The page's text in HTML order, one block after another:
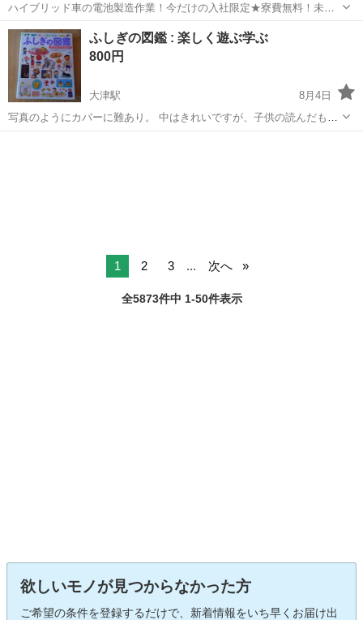
ハイブリッド車の電池製造作業！今だけの入社限定★寮費無料！未経
験活躍中★20～50代の男性活躍中！安定企業で長期で働きたい方オス
スメ！年間休日130日！正社員登用制度あり！マイカー通勤OK！ワン
ルーム寮完備！《兵庫県姫路市》...
兵庫 姫路市 白浜の宮駅 その他
ふしぎの図鑑 : 楽しく遊ぶ学ぶ
800円
大津駅
8月4日
写真のようにカバーに難あり。 中はきれいですが、子供の読んだもの
なので、神経質な方はご遠慮ください。 自宅近くまで取りに来て頂け
1 2 3 ... 次へ
全5873件中 1-50件表示
欲しいモノが見つからなかった方
ご希望の条件を登録するだけで、新着情報をいち早くお届け出